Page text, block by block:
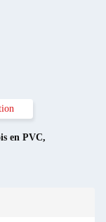
en PVC,